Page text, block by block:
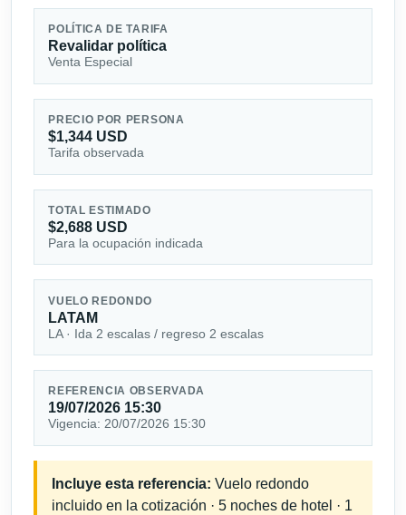
POLÍTICA DE TARIFA
Revalidar política
Venta Especial
PRECIO POR PERSONA
$1,344 USD
Tarifa observada
TOTAL ESTIMADO
$2,688 USD
Para la ocupación indicada
VUELO REDONDO
LATAM
LA · Ida 2 escalas / regreso 2 escalas
REFERENCIA OBSERVADA
19/07/2026 15:30
Vigencia: 20/07/2026 15:30
Incluye esta referencia: Vuelo redondo
incluido en la cotización · 5 noches de hotel · 1